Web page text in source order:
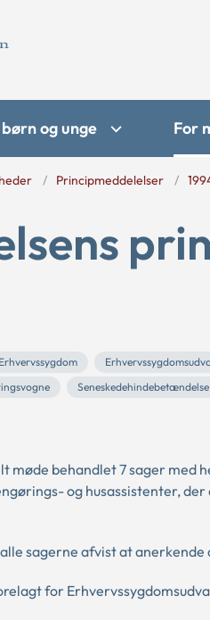
og unge For
Principmeddelelser
Erhvervssygdom
Seneskedehindebetændelse
møde behandlet 7 sager med
og husassistenter,
sagerne afvist at
for